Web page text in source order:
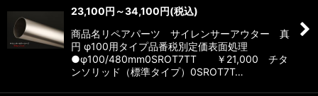
23,100円 ～34,100円(税込)
商品名リペアパーツ サイレンサーアウター 真
円 φ100用タイプ品番税別定価表面処理
●φ100/480mm0SROT7TT ￥21,000 チタ
ンソリッド（標準タイプ）0SROT7T…